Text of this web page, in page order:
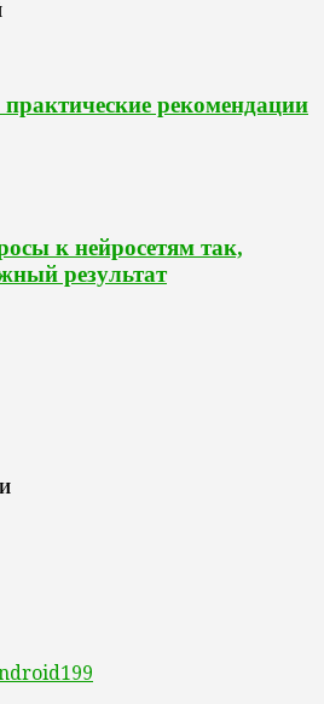
рекомендации
к нейросетям так,
результат
199